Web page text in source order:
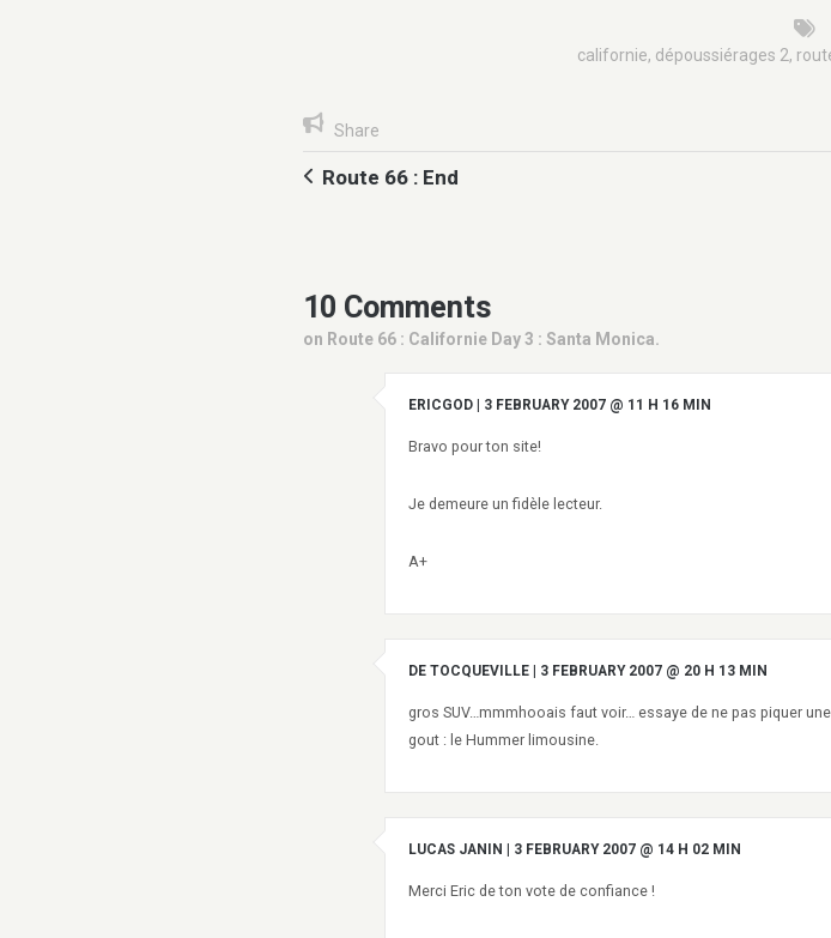
californie, dépoussiérages 2,
Share
Route 66 : End
10 Comments
on Route 66 : Californie Day 3 : Santa Monica.
ERICGOD 3 FEBRUARY 2007 @ 11 H 16 MIN
Bravo pour ton site!
Je demeure un fidèle lecteur.
A+
DE TOCQUEVILLE 3 FEBRUARY 2007 @ 20 H 13 MIN
gros SUV…mmmhooais faut voir… essaye de ne pas piquer
gout : le Hummer limousine.
LUCAS JANIN 3 FEBRUARY 2007 @ 14 H 02 MIN
Merci Eric de ton vote de confiance !